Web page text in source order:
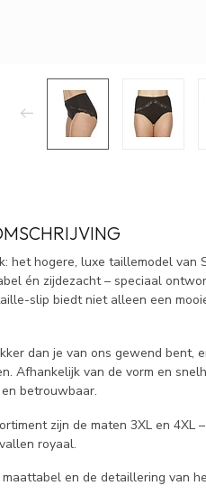
het hogere, luxe taillemodel van
én zijdezacht – speciaal
slip biedt niet alleen een
dan je van ons gewend bent,
Afhankelijk van de vorm en
betrouwbaar.
zijn de maten 3XL en
royaal.
en de detaillering van